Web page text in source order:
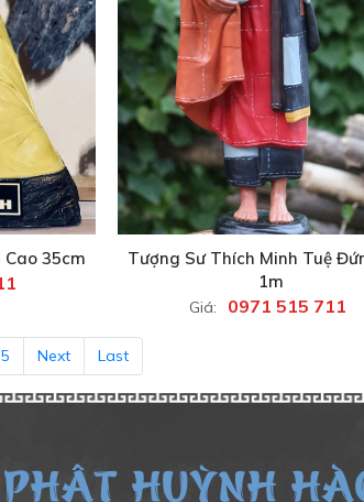
35cm
Tượng Sư Thích Minh Tuệ
1m
Giá: 0971 515 711
5 Next Last
HUỲNH